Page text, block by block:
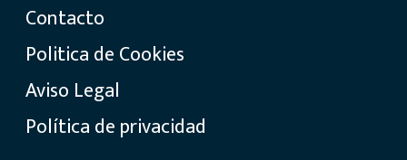
Contacto
Politica de Cookies
Aviso Legal
Política de privacidad